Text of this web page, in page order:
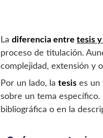
La diferencia entre tesis
proceso de titulación.
complejidad, extensión y
Por un lado, la tesis es un
sobre un tema específico.
bibliográfica o en la